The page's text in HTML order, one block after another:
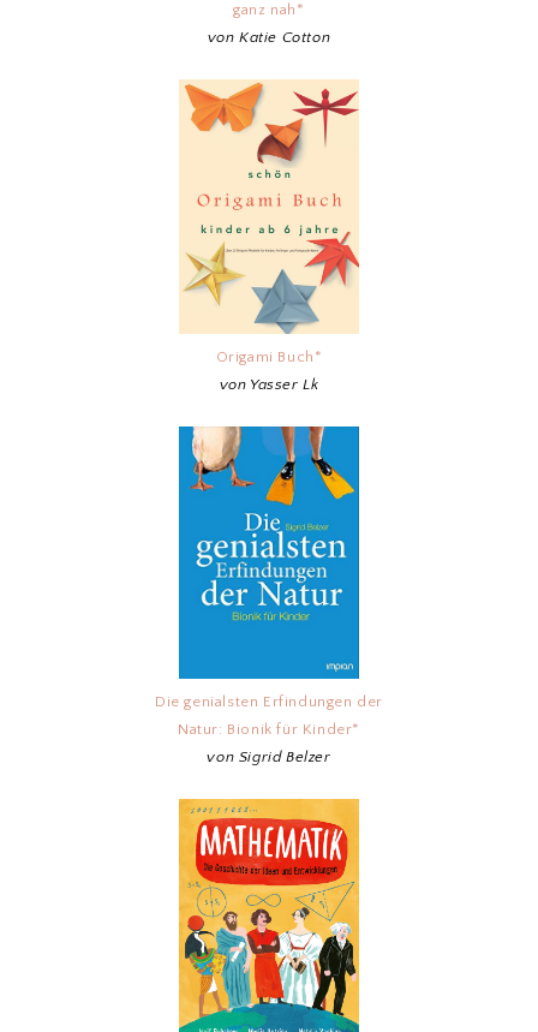
ganz nah*
von Katie Cotton
Origami Buch*
von Yasser Lk
Die genialsten Erfindungen der
Natur: Bionik für Kinder*
von Sigrid Belzer